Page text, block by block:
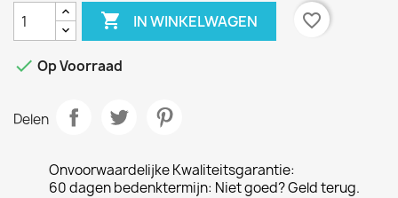
 IN WINKELWAGEN favorite_border
 Op Voorraad
Delen
Onvoorwaardelijke Kwaliteitsgarantie:
60 dagen bedenktermijn: Niet goed? Geld terug.